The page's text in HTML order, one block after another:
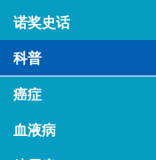
诺奖史话
科普
癌症
血液病